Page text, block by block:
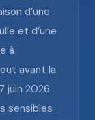
d’une
et d’une
à
avant la
juin 2026
sensibles